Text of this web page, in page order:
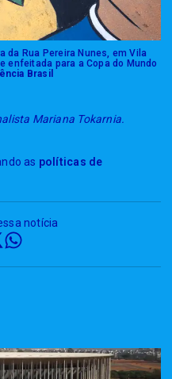
da Rua Pereira Nunes, em Vila
enfeitada para a Copa do Mundo
Brasil
Mariana Tokarnia.
as políticas de
notícia